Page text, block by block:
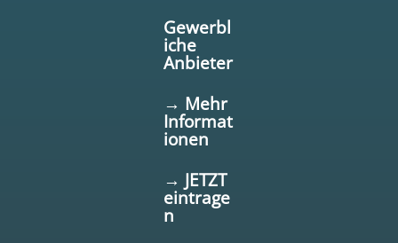
Gewerbl
iche
Anbieter
→ Mehr
Informat
ionen
→ JETZT
eintrage
n